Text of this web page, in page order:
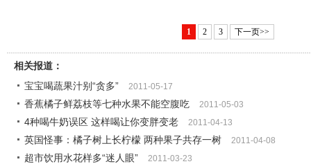
1 2 3 下一页>>
相关报道：
宝宝喝蔬果汁别“贪多”
2011-05-17
香蕉橘子鲜荔枝等七种水果不能空腹吃 2011-05-03
4种喝牛奶误区 这样喝让你变胖变老 2011-04-13
英国怪事：橘子树上长柠檬 两种果子共存一树 2011-04-08
超市饮用水花样多“迷人眼” 2011-03-23